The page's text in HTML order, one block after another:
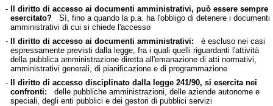
- Il diritto di accesso ai documenti amministrativi, può essere sempre
esercitato?Sì, fino a quando la p.a. ha l'obbligo di detenere i documenti
amministrativi di cui si chiede l'accesso
- Il diritto di accesso ai documenti amministrativi: è escluso nei casi
espressamente previsti dalla legge, fra i quali quelli riguardanti l'attività
della pubblica amministrazione diretta all'emanazione di atti normativi,
amministrativi generali, di pianificazione e di programmazione
- Il diritto di accesso disciplinato dalla legge 241/90, si esercita nei
confronti: delle pubbliche amministrazioni, delle aziende autonome e
speciali, degli enti pubblici e dei gestori di pubblici servizi